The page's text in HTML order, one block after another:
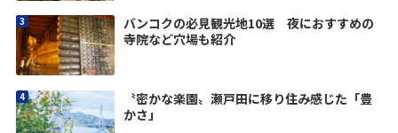
バンコクの必見観光地10選 夜におすすめの
寺院など穴場も紹介
〝密かな楽園〟瀬戸田に移り住み感じた「豊
かさ」